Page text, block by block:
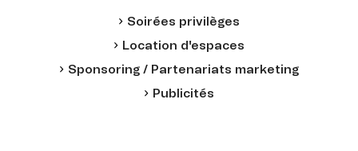
Soirées privilèges
Location d'espaces
Sponsoring / Partenariats marketing
Publicités